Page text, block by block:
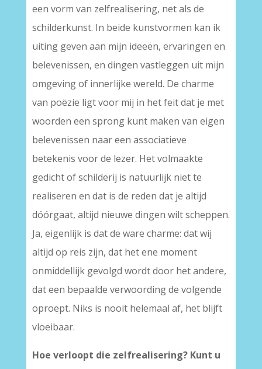
een vorm van zelfrealisering, net als de
schilderkunst. In beide kunstvormen kan ik
uiting geven aan mijn ideeën, ervaringen en
belevenissen, en dingen vastleggen uit mijn
omgeving of innerlijke wereld. De charme
van poëzie ligt voor mij in het feit dat je met
woorden een sprong kunt maken van eigen
belevenissen naar een associatieve
betekenis voor de lezer. Het volmaakte
gedicht of schilderij is natuurlijk niet te
realiseren en dat is de reden dat je altijd
dóórgaat, altijd nieuwe dingen wilt scheppen.
Ja, eigenlijk is dat de ware charme: dat wij
altijd op reis zijn, dat het ene moment
onmiddellijk gevolgd wordt door het andere,
dat een bepaalde verwoording de volgende
oproept. Niks is nooit helemaal af, het blijft
vloeibaar.
Hoe verloopt die zelfrealisering? Kunt u